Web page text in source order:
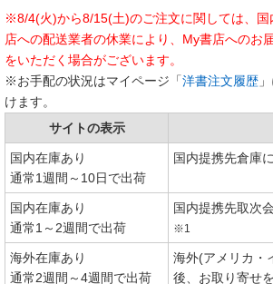
※8/4(火)から8/15(土)のご注文に関しては、国
店への配送業者の休業により、My書店へのお
をいただく場合がございます。
※お手配の状況はマイページ「洋書注文履歴
けます。
サイトの表示
国内在庫あり
通常1週間～10日で出荷
国内提携先倉庫
国内在庫あり
通常1～2週間で出荷
国内提携先取次
※1
海外在庫あり
通常2週間～4週間で出荷
海外(アメリカ・
後、お取り寄せ